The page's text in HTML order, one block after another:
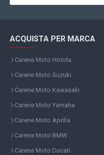
ACQUISTA PER MARCA
Carene Moto Honda
Carene Moto Suzuki
Carene Moto Kawasaki
Carene Moto Yamaha
Carene Moto Aprilia
Carene Moto BMW
Carene Moto Ducati